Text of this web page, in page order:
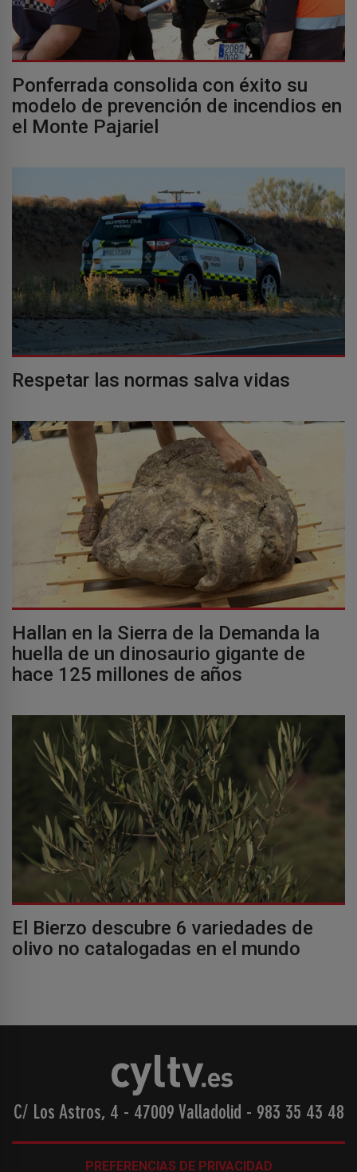
Ponferrada consolida con éxito su
modelo de prevención de incendios en
el Monte Pajariel
Respetar las normas salva vidas
Hallan en la Sierra de la Demanda la
huella de un dinosaurio gigante de
hace 125 millones de años
El Bierzo descubre 6 variedades de
olivo no catalogadas en el mundo
C/ Los Astros, 4 - 47009 Valladolid - 983 35 43 48
PREFERENCIAS DE PRIVACIDAD